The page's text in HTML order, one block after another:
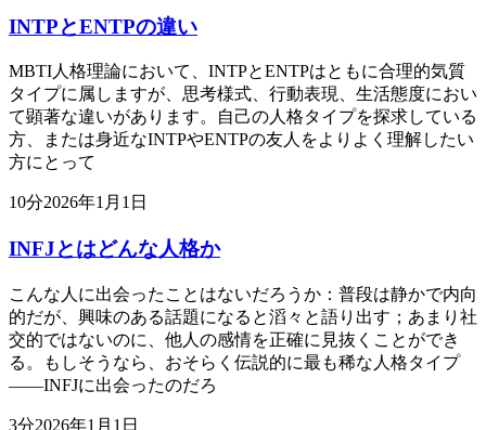
INTPとENTPの違い
MBTI人格理論において、INTPとENTPはともに合理的気質
タイプに属しますが、思考様式、行動表現、生活態度におい
て顕著な違いがあります。自己の人格タイプを探求している
方、または身近なINTPやENTPの友人をよりよく理解したい
方にとって
10分2026年1月1日
INFJとはどんな人格か
こんな人に出会ったことはないだろうか：普段は静かで内向
的だが、興味のある話題になると滔々と語り出す；あまり社
交的ではないのに、他人の感情を正確に見抜くことができ
る。もしそうなら、おそらく伝説的に最も稀な人格タイプ
——INFJに出会ったのだろ
3分2026年1月1日